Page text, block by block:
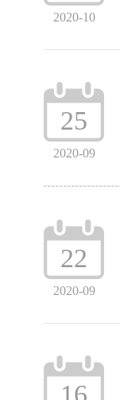
2020-10
25
2020-09
22
2020-09
16